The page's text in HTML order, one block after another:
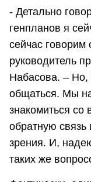
- Детально
генпланов я
сейчас говорим
руководитель
Набасова. – Но,
общаться. Мы
знакомиться со
обратную связь
зрения. И,
таких же